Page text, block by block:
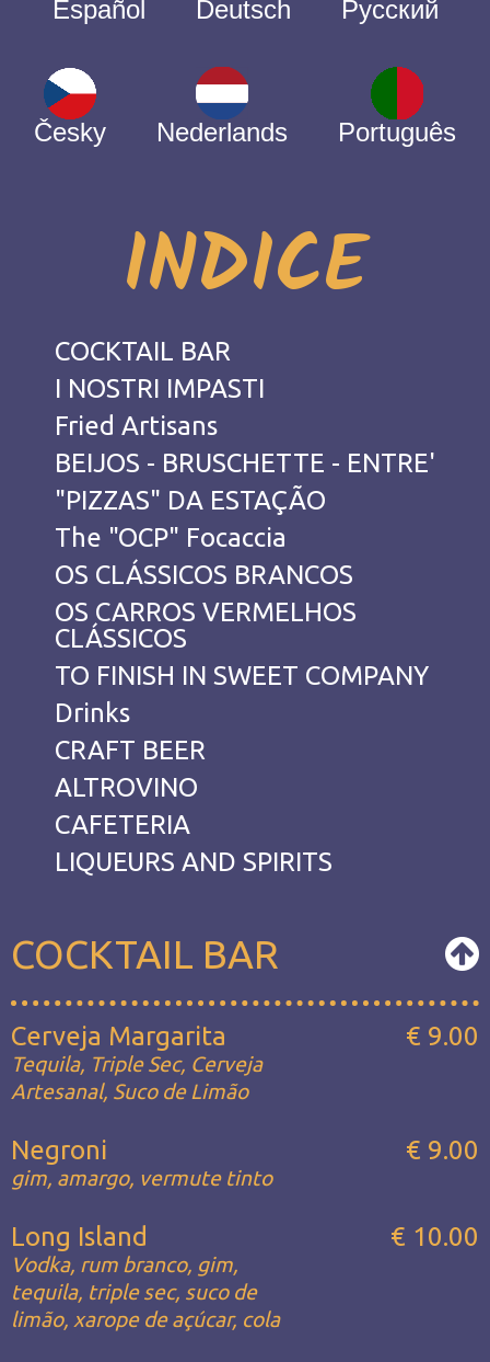
Español Deutsch Русский
Česky Nederlands Português
INDICE
COCKTAIL BAR
I NOSTRI IMPASTI
Fried Artisans
BEIJOS - BRUSCHETTE - ENTRE'
"PIZZAS" DA ESTAÇÃO
The "OCP" Focaccia
OS CLÁSSICOS BRANCOS
OS CARROS VERMELHOS
CLÁSSICOS
TO FINISH IN SWEET COMPANY
Drinks
CRAFT BEER
ALTROVINO
CAFETERIA
LIQUEURS AND SPIRITS
COCKTAIL BAR
Cerveja Margarita
Tequila, Triple Sec, Cerveja
Artesanal, Suco de Limão
€ 9.00
Negroni
gim, amargo, vermute tinto
€ 9.00
Long Island
Vodka, rum branco, gim,
tequila, triple sec, suco de
limão, xarope de açúcar, cola
€ 10.00